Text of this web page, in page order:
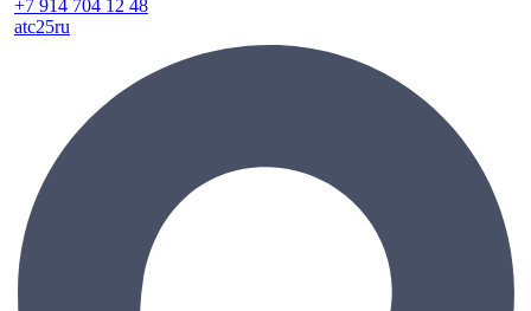
+7 914 704 12 48
atc25ru